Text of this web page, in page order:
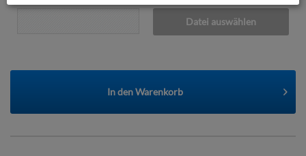
Datei auswählen
In den Warenkorb